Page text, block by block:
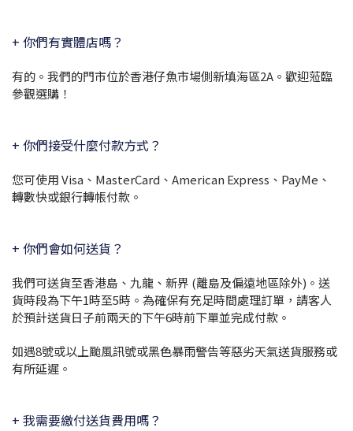
+ 你們有實體店嗎？
有的。我們的門市位於香港仔魚市場側新填海區2A。歡迎蒞臨
參觀選購！
+ 你們接受什麼付款方式？
您可使用 Visa、MasterCard、American Express、PayMe、
轉數快或銀行轉帳付款。
+ 你們會如何送貨？
我們可送貨至香港島、九龍、新界 (離島及偏遠地區除外)。送
貨時段為下午1時至5時。 為確保有充足時間處理訂單，請客人
於預計送貨日子前兩天的下午6時前下單並完成付款。
如遇8號或以上颱風訊號或黑色暴雨警告等惡劣天氣送貨服務或
有所延遲。
+ 我需要繳付送貨費用嗎？